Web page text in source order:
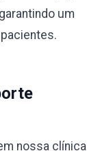
um
nossa clínica